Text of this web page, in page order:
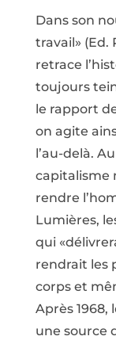
Dans son
travail» (Ed.
retrace
toujours
le rapport
on agite
l’au-delà.
capitalisme
rendre
Lumières,
qui
rendrait les
corps et
Après
une source